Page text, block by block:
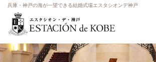
兵庫・神戸の海が一望できる結婚式場エスタシオンデ神戸